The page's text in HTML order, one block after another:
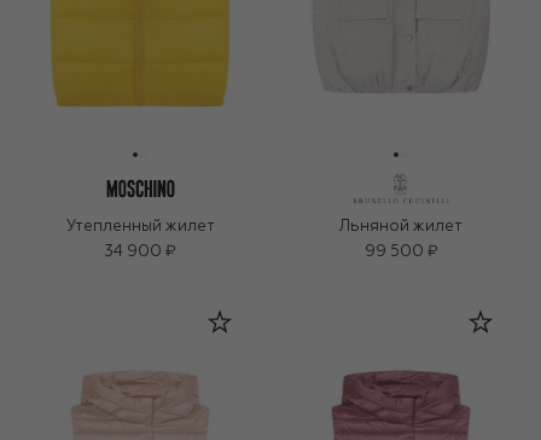
Утепленный жилет
34 900 ₽
Льняной жилет
99 500 ₽